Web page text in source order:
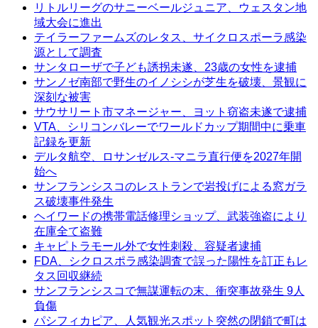
リトルリーグのサニーベールジュニア、ウェスタン地
域大会に進出
テイラーファームズのレタス、サイクロスポーラ感染
源として調査
サンタローザで子ども誘拐未遂、23歳の女性を逮捕
サンノゼ南部で野生のイノシシが芝生を破壊、景観に
深刻な被害
サウサリート市マネージャー、ヨット窃盗未遂で逮捕
VTA、シリコンバレーでワールドカップ期間中に乗車
記録を更新
デルタ航空、ロサンゼルス-マニラ直行便を2027年開
始へ
サンフランシスコのレストランで岩投げによる窓ガラ
ス破壊事件発生
ヘイワードの携帯電話修理ショップ、武装強盗により
在庫全て盗難
キャピトラモール外で女性刺殺、容疑者逮捕
FDA、シクロスポラ感染調査で誤った陽性を訂正もレ
タス回収継続
サンフランシスコで無謀運転の末、衝突事故発生 9人
負傷
パシフィカピア、人気観光スポット突然の閉鎖で町は